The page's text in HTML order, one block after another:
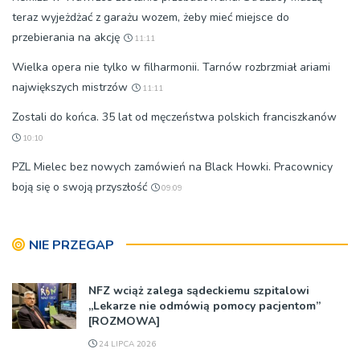
teraz wyjeżdżać z garażu wozem, żeby mieć miejsce do
przebierania na akcję
11:11
Wielka opera nie tylko w filharmonii. Tarnów rozbrzmiał ariami
największych mistrzów
11:11
Zostali do końca. 35 lat od męczeństwa polskich franciszkanów
10:10
PZL Mielec bez nowych zamówień na Black Howki. Pracownicy
boją się o swoją przyszłość
09:09
NIE PRZEGAP
NFZ wciąż zalega sądeckiemu szpitalowi
„Lekarze nie odmówią pomocy pacjentom”
[ROZMOWA]
24 LIPCA 2026